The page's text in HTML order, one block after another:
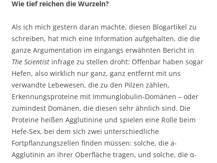
Wie tief reichen die Wurzeln?
Als ich mich gestern daran machte, diesen Blogartikel zu
schreiben, hat mich eine Information aufgehalten, die die
ganze Argumentation im eingangs erwähnten Bericht in
The Scientist infrage zu stellen droht: Offenbar haben sogar
Hefen, also wirklich nur ganz, ganz entfernt mit uns
verwandte Lebewesen, die zu den Pilzen zählen,
Erkennungsproteine mit Immunglobulin-Domänen – oder
zumindest Domänen, die diesen sehr ähnlich sind. Die
Proteine heißen Agglutinine und spielen eine Rolle beim
Hefe-Sex, bei dem sich zwei unterschiedliche
Fortpflanzungszellen finden müssen: solche, die a-
Agglutinin an ihrer Oberfläche tragen, und solche, die α-